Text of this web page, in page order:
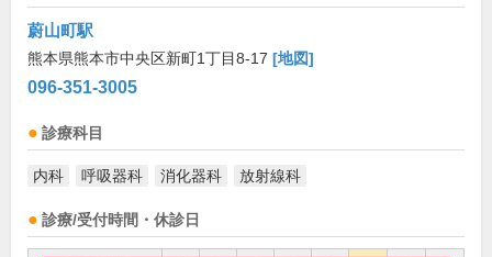
蔚山町駅
熊本県熊本市中央区新町1丁目8-17 [地図]
096-351-3005
診療科目
内科 呼吸器科 消化器科 放射線科
診療/受付時間・休診日